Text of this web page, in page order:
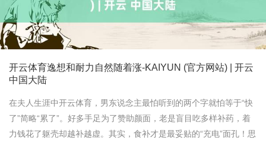
开云体育逸想和耐力自然随着涨-KAIYUN (官方网站) | 开云
中国大陆
在夫人生涯中开云体育，男东说念主最怕听到的两个字就怕等于“快
了”简略“累了”。好多手足为了赞助颜面，老是盲目吃多样补药，着
力钱花了躯壳却越补越虚。其实，食补才是最妥贴的“充电”面孔！思